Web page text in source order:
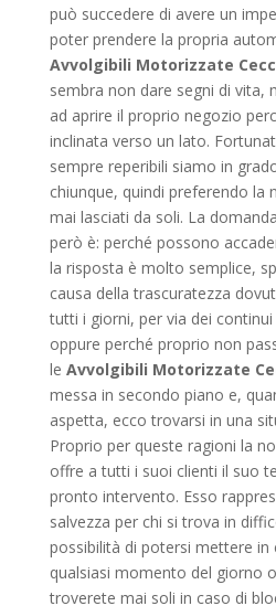
può succedere di avere un
poter prendere la propria
Avvolgibili Motorizzate
sembra non dare segni di vita,
ad aprire il proprio negozio
inclinata verso un lato.
sempre reperibili siamo in
chiunque, quindi preferendo la
mai lasciati da soli. La
però è: perché possono
la risposta è molto semplice,
causa della trascuratezza
tutti i giorni, per via dei
oppure perché proprio non
le Avvolgibili Motorizzate
messa in secondo piano e,
aspetta, ecco trovarsi in una
Proprio per queste ragioni la
offre a tutti i suoi clienti il suo
pronto intervento. Esso
salvezza per chi si trova in
possibilità di potersi mettere
qualsiasi momento del giorno
troverete mai soli in caso di